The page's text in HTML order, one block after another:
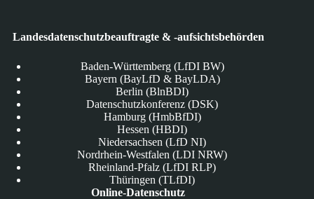
Landesdatenschutzbeauftragte & -aufsichtsbehörden
Baden-Württemberg (LfDI BW)
Bayern (BayLfD & BayLDA)
Berlin (BlnBDI)
Datenschutzkonferenz (DSK)
Hamburg (HmbBfDI)
Hessen (HBDI)
Niedersachsen (LfD NI)
Nordrhein-Westfalen (LDI NRW)
Rheinland-Pfalz (LfDI RLP)
Thüringen (TLfDI)
Online-Datenschutz